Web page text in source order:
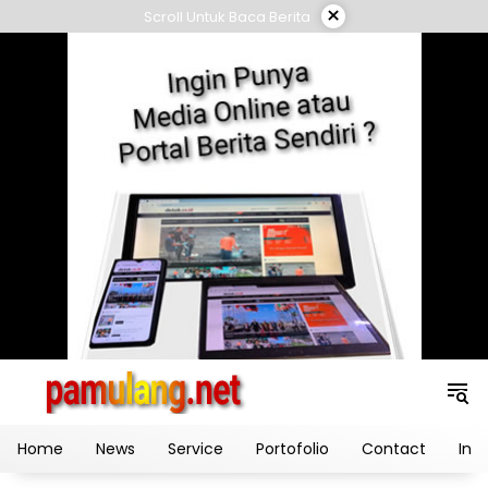
to
Scroll Untuk Baca Berita ×
Home News Service Portofolio Contact